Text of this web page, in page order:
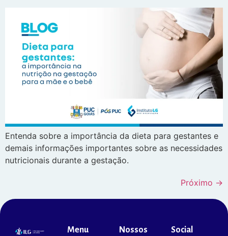
Entenda sobre a importância da dieta para gestantes e
demais informações importantes sobre as necessidades
nutricionais durante a gestação.
Próximo →
Menu
Nossos
Social